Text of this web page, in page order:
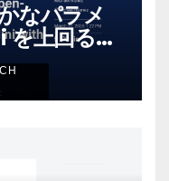
なパラメ
上回る新
デルをリ